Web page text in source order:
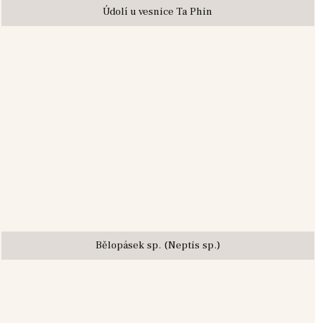
Údolí u vesnice Ta Phin
Bělopásek sp. (Neptis sp.)